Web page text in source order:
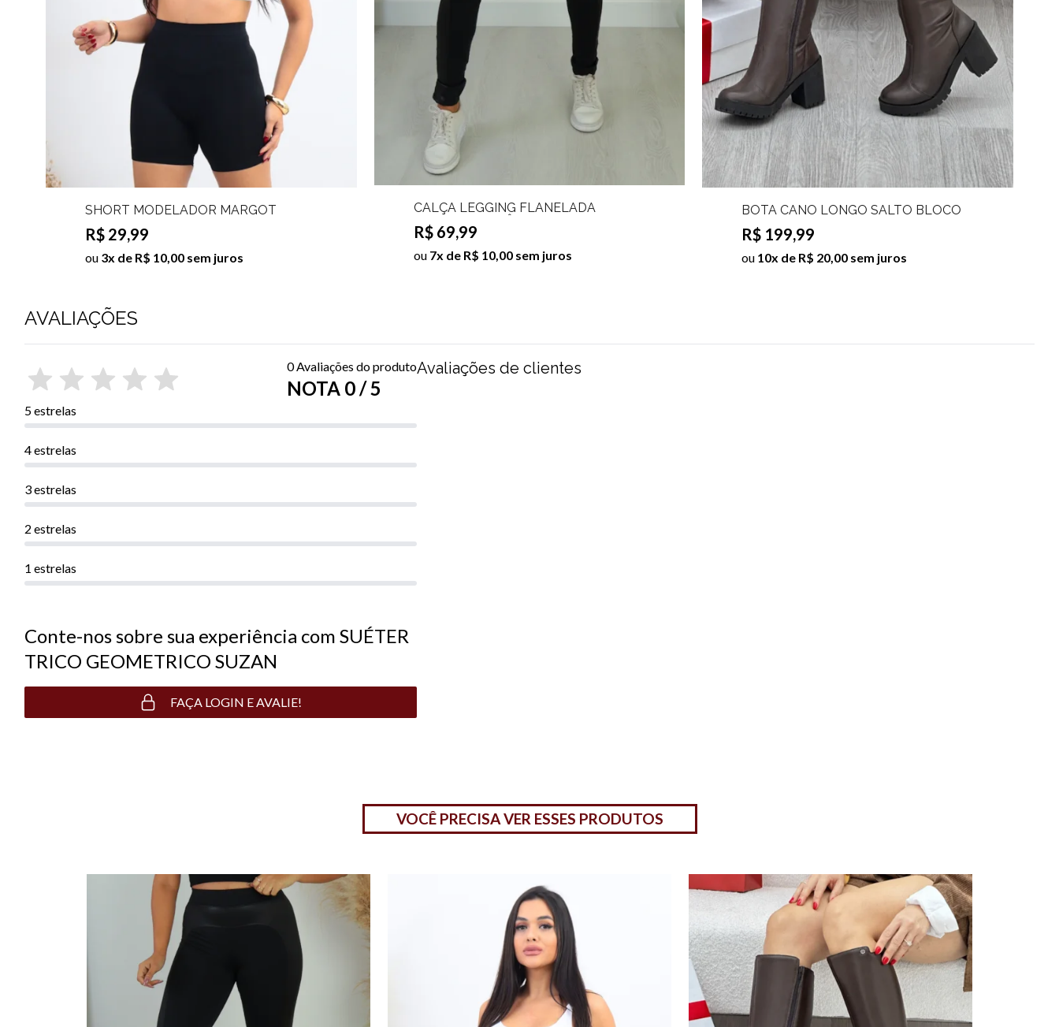
SHORT MODELADOR MARGOT
Cor:Preto;Tamanho:G/GG
R$ 29,99
ou 3x de R$ 10,00 sem juros
CALÇA LEGGING FLANELADA
DETALHE CIRRÊ EVELIN
Tamanho:M;Cor:Preto
R$ 69,99
ou 7x de R$ 10,00 sem juros
BOTA CANO LONGO SALTO BLOCO
CASSIA Cor:Marrom;Tamanho:37
R$ 199,99
ou 10x de R$ 20,00 sem juros
AVALIAÇÕES
0 Avaliações do produto
NOTA 0 / 5
5 estrelas
4 estrelas
3 estrelas
2 estrelas
1 estrelas
Conte-nos sobre sua experiência com SUÉTER
TRICO GEOMETRICO SUZAN
FAÇA LOGIN E AVALIE!
Avaliações de clientes
VOCÊ PRECISA VER ESSES PRODUTOS